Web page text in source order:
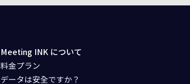
Meeting INK について
料金プラン
データは安全ですか？